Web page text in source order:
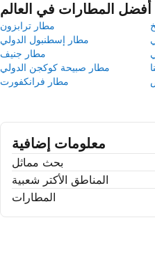
أفضل المطارات في العالم
مطار ترابزون
مطار إسطنبول الدولي
مطار جنيف
مطار صبيحة كوكجن الدولي
مطار فرانكفورت
معلومات إضافية
بحث مماثل
المناطق الأكتر شعبية
المطارات